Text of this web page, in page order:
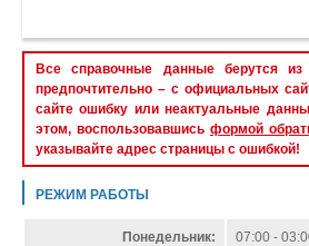
Все справочные данные берутся из
предпочтительно – с официальных
сайте ошибку или неактуальные
этом, воспользовавшись формой
указывайте адрес страницы с ошибкой!
РЕЖИМ РАБОТЫ
Понедельник: 07:00 -